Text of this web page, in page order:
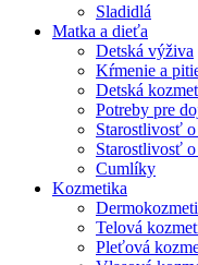
Sladidlá
Matka a dieťa
Detská výživa
Kŕmenie a
Detská
Potreby pre
Starostlivosť
Starostlivosť
Cumlíky
Kozmetika
Telová
Pleťová